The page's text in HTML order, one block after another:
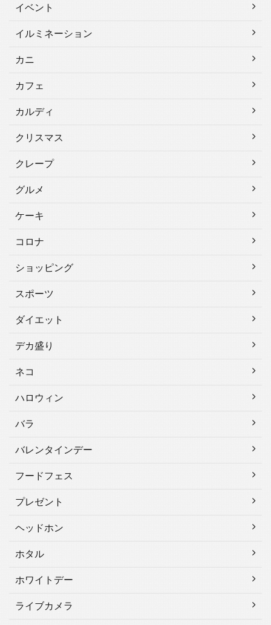
イベント
イルミネーション
カニ
カフェ
カルディ
クリスマス
クレープ
グルメ
ケーキ
コロナ
ショッピング
スポーツ
ダイエット
デカ盛り
ネコ
ハロウィン
バラ
バレンタインデー
フードフェス
プレゼント
ヘッドホン
ホタル
ホワイトデー
ライブカメラ